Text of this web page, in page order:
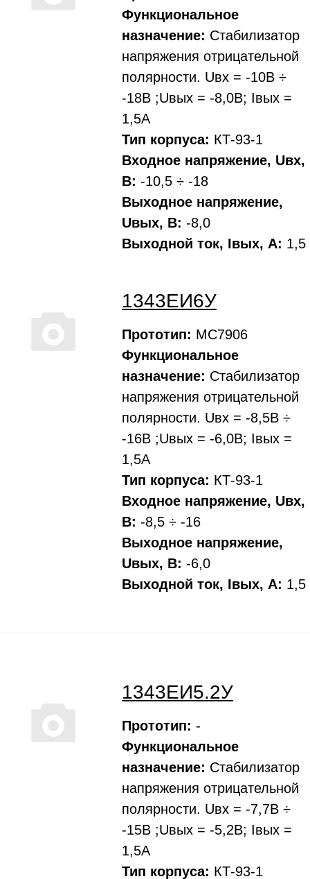
Функциональное
назначение: Стабилизатор
напряжения отрицательной
полярности. Uвх = -10В ÷
-18В ;Uвых = -8,0В; Iвых =
1,5А
Тип корпуса: КТ-93-1
Входное напряжение, Uвх,
В: -10,5 ÷ -18
Выходное напряжение,
Uвых, В: -8,0
Выходной ток, Iвых, A: 1,5
1343ЕИ6У
Прототип: MC7906
Функциональное
назначение: Стабилизатор
напряжения отрицательной
полярности. Uвх = -8,5В ÷
-16В ;Uвых = -6,0В; Iвых =
1,5А
Тип корпуса: КТ-93-1
Входное напряжение, Uвх,
В: -8,5 ÷ -16
Выходное напряжение,
Uвых, В: -6,0
Выходной ток, Iвых, A: 1,5
1343ЕИ5.2У
Прототип: -
Функциональное
назначение: Стабилизатор
напряжения отрицательной
полярности. Uвх = -7,7В ÷
-15В ;Uвых = -5,2В; Iвых =
1,5А
Тип корпуса: КТ-93-1